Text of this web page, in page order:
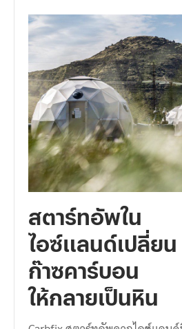
สตาร์ทอัพใน
ไอซ์แลนด์เปลี่ยน
ก๊าซคาร์บอน
ให้กลายเป็นหิน